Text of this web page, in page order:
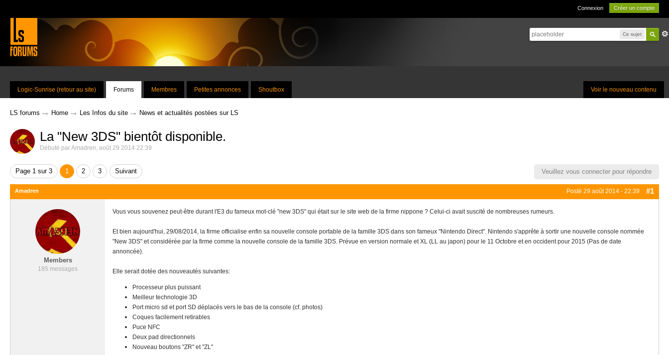
Connexion Créer un compte
Ce sujet
Voir le nouveau contenu
Logic-Sunrise (retour au site) Forums Membres Petites annonces Shoutbox
LS forums → Home → Les Infos du site → News et actualités postées sur LS
La "New 3DS" bientôt disponible.
Débuté parAmadren, août 29 2014 22:39
Page 1 sur 3 1 2 3 Suivant Veuillez vous connecter pour répondre
Posté 29 août 2014 - 22:39 #1
Amadren
Members
185 messages
Vous vous souvenez peut-être durant l'E3 du fameux mot-clé "new 3DS" qui était sur le site web de la firme nippone ? Celui-ci avait suscité de nombreuses rumeurs.
Et bien aujourd'hui, 29/08/2014, la firme officialise enfin sa nouvelle console portable de la famille 3DS dans son fameux "Nintendo Direct". Nintendo s'apprête à sortir une nouvelle console nommée
"New 3DS" et considérée par la firme comme la nouvelle console de la famille 3DS. Prévue en version normale et XL (LL au japon) pour le 11 Octobre et en occident pour 2015 (Pas de date
annoncée).
Elle serait dotée des nouveautés suivantes:
Processeur plus puissant
Meilleur technologie 3D
Port micro sd et port SD déplacés vers le bas de la console (cf. photos)
Coques facilement retirables
Puce NFC
Deux pad directionnels
Nouveau boutons "ZR" et "ZL"